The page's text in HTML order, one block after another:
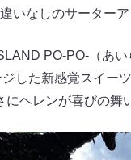
いなしのサーターア
PO-PO-（あ
した新感覚スイー
ヘレンが喜びの舞